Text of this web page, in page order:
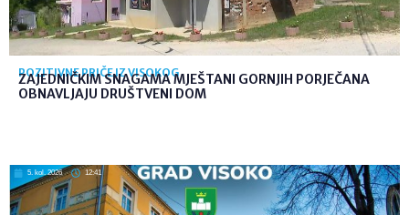
POZITIVNE PRIČE IZ VISOKOG
ZAJEDNIČKIM SNAGAMA MJEŠTANI GORNJIH PORJEČANA
OBNAVLJAJU DRUŠTVENI DOM
5. kol. 2026 12:41